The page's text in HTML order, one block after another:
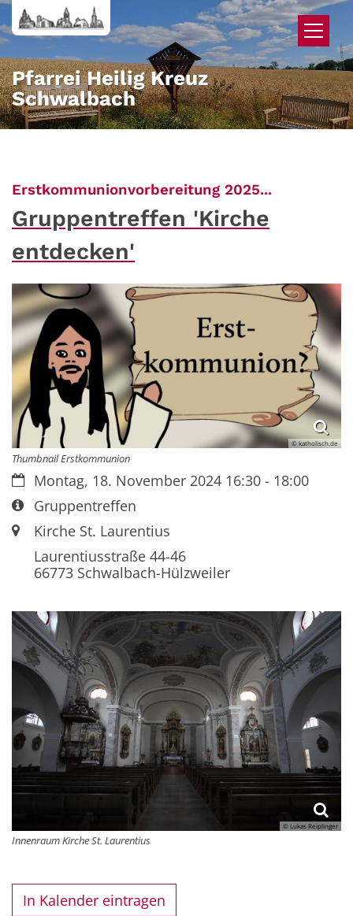
Zum Inhalt springen
Pfarrei Heilig Kreuz
Schwalbach
Erstkommunionvorbereitung 2025...:
Gruppentreffen 'Kirche
entdecken'
© katholisch.de
Thumbnail Erstkommunion
Datum:Montag, 18. November 2024 16:30 - 18:00
Art bzw. Nummer:
Gruppentreffen
Ort:Kirche St. Laurentius
Laurentiusstraße 44-46
66773Schwalbach-Hülzweiler
© Lukas Reiplinger
Innenraum Kirche St. Laurentius
In Kalender eintragen